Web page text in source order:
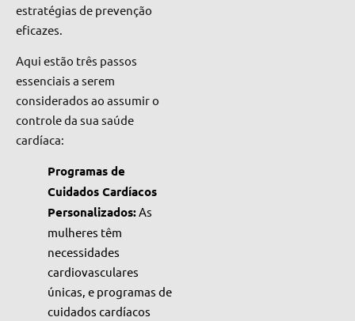
estratégias de prevenção
eficazes.
Aqui estão três passos
essenciais a serem
considerados ao assumir o
controle da sua saúde
cardíaca:
Programas de
Cuidados Cardíacos
Personalizados:As
mulheres têm
necessidades
cardiovasculares
únicas, e programas de
cuidados cardíacos